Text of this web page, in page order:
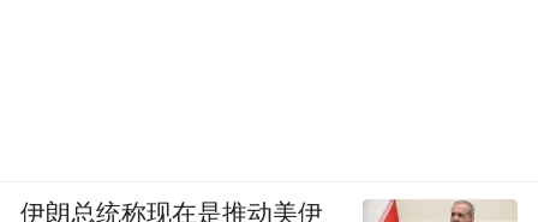
伊朗总统称现在是推动美伊